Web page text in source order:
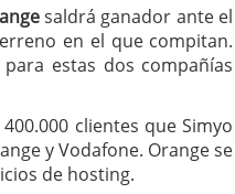
octubre de 2025
saldrá ganador ante el
en el que compitan.
estas dos compañías
clientes que Simyo
y Vodafone. Orange se
de hosting.